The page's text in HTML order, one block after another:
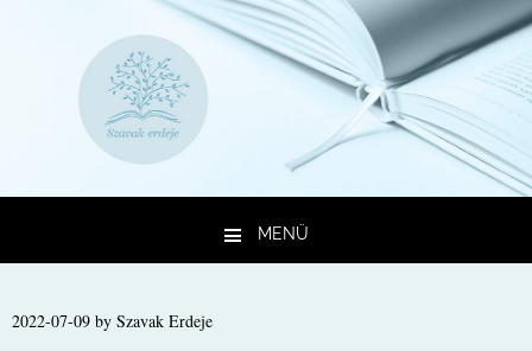
MENÜ
2022-07-09 by Szavak Erdeje